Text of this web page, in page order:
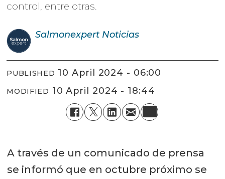
control, entre otras.
Salmonexpert Noticias
PUBLISHED 10 April 2024 - 06:00
MODIFIED 10 April 2024 - 18:44
A través de un comunicado de prensa
se informó que en octubre próximo se